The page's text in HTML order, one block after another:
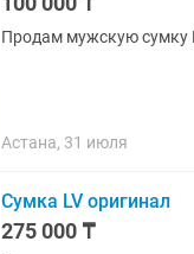
Продам мужскую сумку
Астана, 31 июля
Сумка LV оригинал
275 000 ₸